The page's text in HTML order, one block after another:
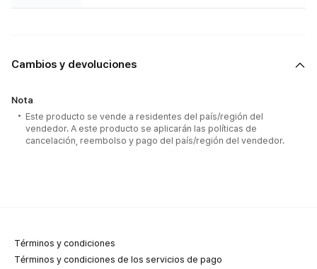
Cambios y devoluciones
Nota
Este producto se vende a residentes del país/región del
vendedor. A este producto se aplicarán las políticas de
cancelación, reembolso y pago del país/región del vendedor.
Términos y condiciones
Términos y condiciones de los servicios de pago